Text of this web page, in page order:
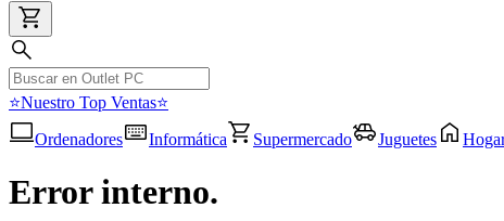
⭐Nuestro Top Ventas⭐
Ordenadores
Informática Supermercado Juguetes
Error interno.